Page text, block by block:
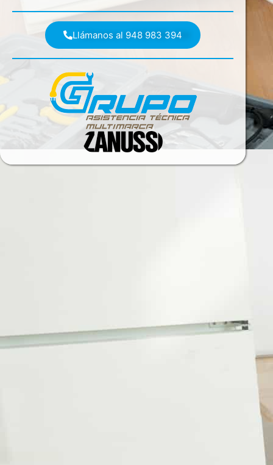
Llámanos al 948 983 394